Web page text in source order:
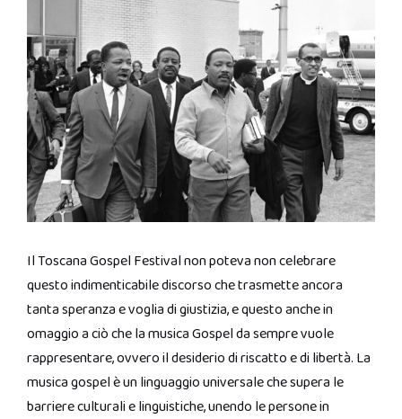
Il Toscana Gospel Festival non poteva non celebrare
questo indimenticabile discorso che trasmette ancora
tanta speranza e voglia di giustizia, e questo anche in
omaggio a ciò che la musica Gospel da sempre vuole
rappresentare, ovvero il desiderio di riscatto e di libertà. La
musica gospel è un linguaggio universale che supera le
barriere culturali e linguistiche, unendo le persone in